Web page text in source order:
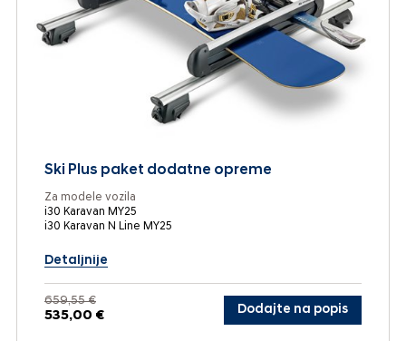
Ski Plus paket dodatne opreme
Za modele vozila
i30 Karavan MY25
i30 Karavan N Line MY25
Detaljnije
659,55 €
535,00 € Dodajte na popis